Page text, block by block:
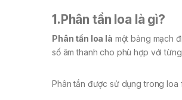
1.Phân tần loa là gì?
Phân tần loa là một bảng mạch
số âm thanh cho phù hợp với
Phân tần được sử dụng trong loa